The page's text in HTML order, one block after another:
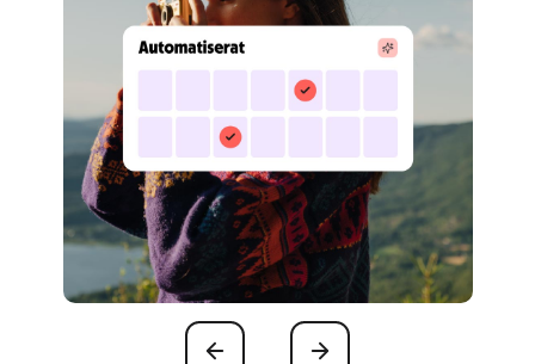
Föregående Nästa